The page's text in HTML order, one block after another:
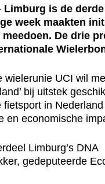
Limburg is de
week maakten
De drie
wielerunie UCI wil
bij uitstek
in
en economische
Limburg’s DNA
gedeputeerde